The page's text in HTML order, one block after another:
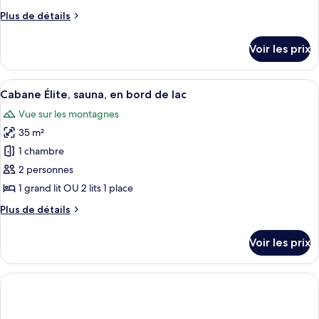
type
de
Suite
Romantique
(Nupcial
Plus de détails
Plus
le
type
de
Suite
Romantique
(Nupcial
Voir les prix
Afficher
toutes
les
photos
pour
ce
type
chambre :
sauna,
en
Une chambre avec un lit, une vue
8
Cabane Élite, sauna, en bord de lac
Vue sur les montagnes
35 m²
1 chambre
2 personnes
1 grand lit OU 2 lits 1 place
Plus de détails
Plus
le
type
de
Voir les prix